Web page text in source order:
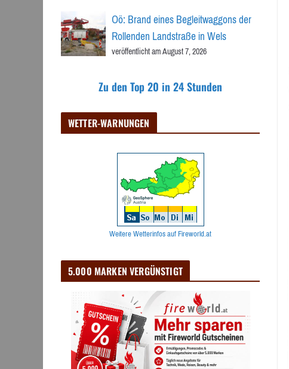
Oö: Brand eines Begleitwaggons der
Rollenden Landstraße in Wels
veröffentlicht am August 7, 2026
Zu den Top 20 in 24 Stunden
WETTER-WARNUNGEN
Weitere Wetterinfos auf Fireworld.at
5.000 MARKEN VERGÜNSTIGT